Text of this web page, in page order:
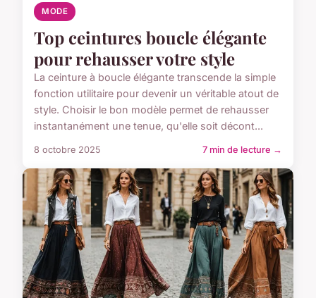
MODE
Top ceintures boucle élégante
pour rehausser votre style
La ceinture à boucle élégante transcende la simple
fonction utilitaire pour devenir un véritable atout de
style. Choisir le bon modèle permet de rehausser
instantanément une tenue, qu'elle soit décont...
8 octobre 2025 7 min de lecture →